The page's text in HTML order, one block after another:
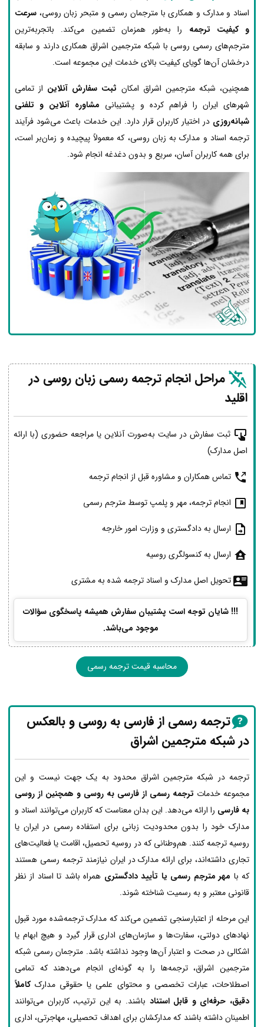
اسناد و مدارک و همکاری با مترجمان رسمی و متبحر زبان روسی، سرعت
و کیفیت ترجمه را به‌طور همزمان تضمین می‌کند. باتجربه‌ترین
مترجم‌های رسمی روسی با شبکه مترجمین اشراق همکاری دارند و سابقه
درخشان آن‌ها گویای کیفیت بالای خدمات این مجموعه است.
همچنین، شبکه مترجمین اشراق امکان ثبت سفارش آنلاین از تمامی
شهرهای ایران را فراهم کرده و پشتیبانی مشاوره آنلاین و تلفنی
شبانه‌روزی در اختیار کاربران قرار دارد. این خدمات باعث می‌شود فرآیند
ترجمه اسناد و مدارک به زبان روسی، که معمولاً پیچیده و زمان‌بر است،
برای همه کاربران آسان، سریع و بدون دغدغه انجام شود.
مراحل انجام ترجمه رسمی زبان روسی در
اقلید
ثبت سفارش در سایت به‌صورت آنلاین یا مراجعه حضوری (با ارائه
اصل مدارک)
تماس همکاران و مشاوره قبل از انجام ترجمه
انجام ترجمه، مهر و پلمپ توسط مترجم رسمی
ارسال به دادگستری و وزارت امور خارجه
ارسال به کنسولگری روسیه
تحویل اصل مدارک و اسناد ترجمه شده به مشتری
!!! شایان توجه است پشتیبان سفارش همیشه پاسخگوی سؤالات
موجود می‌باشد.
محاسبه قیمت ترجمه رسمی
ترجمه رسمی از فارسی به روسی و بالعکس
در شبکه مترجمین اشراق
ترجمه در شبکه مترجمین اشراق محدود به یک جهت نیست و این
مجموعه خدمات ترجمه رسمی از فارسی به روسی و همچنین از روسی
به فارسی را ارائه می‌دهد. این بدان معناست که کاربران می‌توانند اسناد و
مدارک خود را بدون محدودیت زبانی برای استفاده رسمی در ایران یا
روسیه ترجمه کنند. هم‌وطنانی که در روسیه تحصیل، اقامت یا فعالیت‌های
تجاری داشته‌اند، برای ارائه مدارک در ایران نیازمند ترجمه رسمی هستند
که با مهر مترجم رسمی یا تأیید دادگستری همراه باشد تا اسناد از نظر
قانونی معتبر و به رسمیت شناخته شوند.
این مرحله از اعتبارسنجی تضمین می‌کند که مدارک ترجمه‌شده مورد قبول
نهادهای دولتی، سفارت‌ها و سازمان‌های اداری قرار گیرد و هیچ ابهام یا
اشکالی در صحت و اعتبار آن‌ها وجود نداشته باشد. مترجمان رسمی شبکه
مترجمین اشراق، ترجمه‌ها را به گونه‌ای انجام می‌دهند که تمامی
اصطلاحات، عبارات تخصصی و محتوای علمی یا حقوقی مدارککاملاً
دقیق، حرفه‌ای و قابل استناد باشند. به این ترتیب، کاربران می‌توانند
اطمینان داشته باشند که مدارکشان برای اهداف تحصیلی، مهاجرتی، اداری